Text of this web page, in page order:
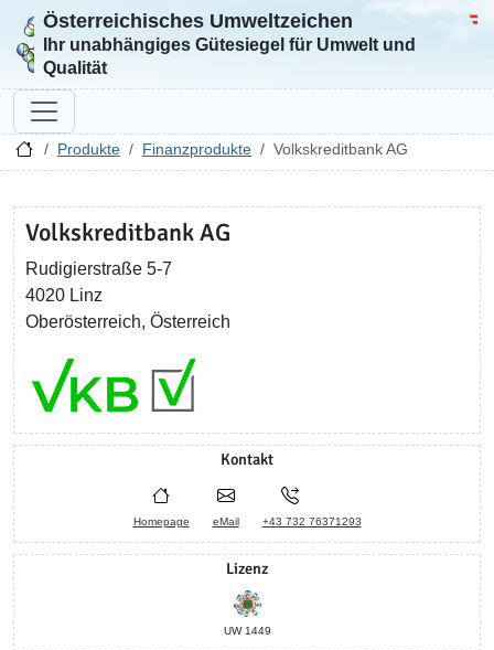
Zur Startseite
Österreichisches Umweltzeichen
Ihr unabhängiges Gütesiegel für Umwelt und
Qualität
Produkte Finanzprodukte Volkskreditbank AG
Volkskreditbank AG
Rudigierstraße 5-7
4020 Linz
Oberösterreich, Österreich
Kontakt
Homepage eMail +43 732 76371293
Lizenz
UW 1449